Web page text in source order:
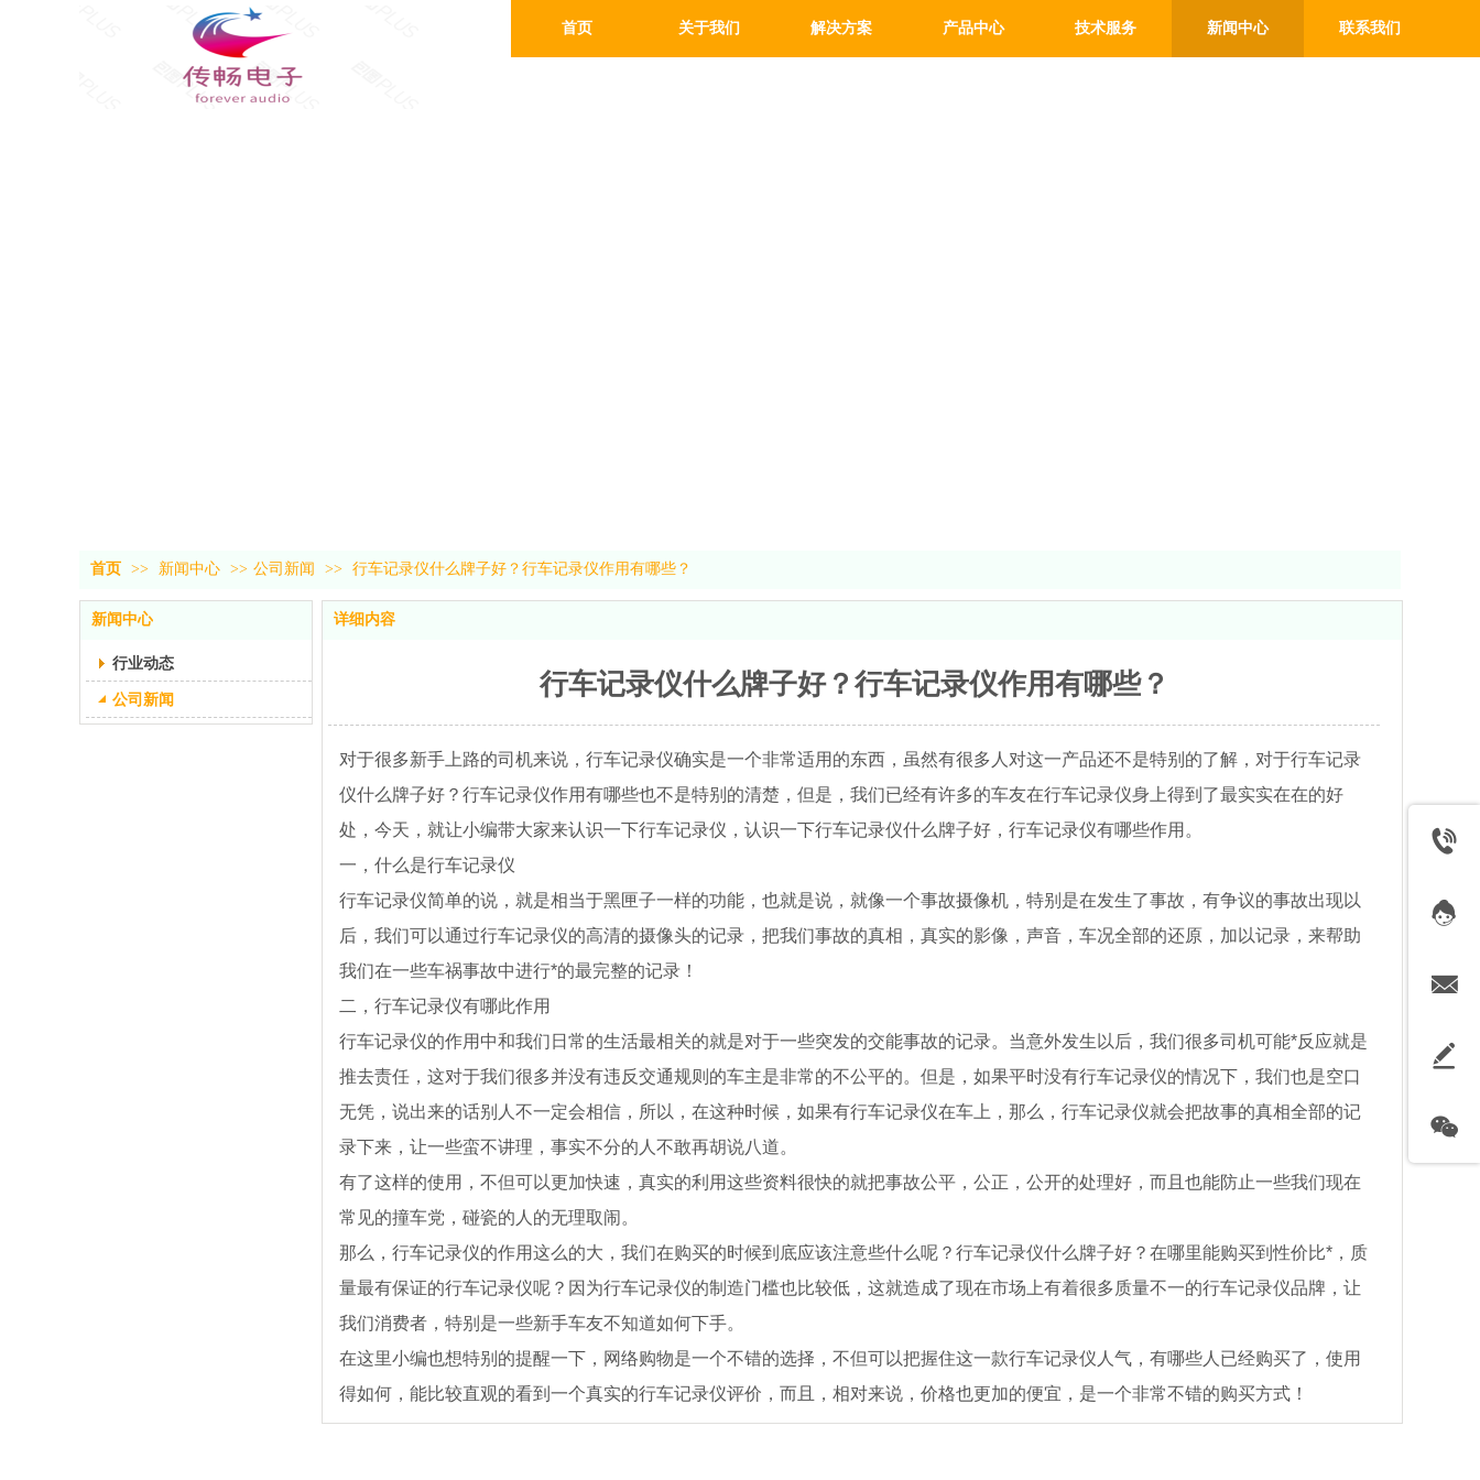
首页 关于我们 解决方案 产品中心 技术服务 新闻中心 联系我们
首页 >> 新闻中心 >> 公司新闻 >> 行车记录仪什么牌子好？行车记录仪作用有哪些？
新闻中心
行业动态
公司新闻
详细内容
行车记录仪什么牌子好？行车记录仪作用有哪些？
对于很多新手上路的司机来说，行车记录仪确实是一个非常适用的东西，虽然有很多人对这一产品还不是特别的了解，对于行车记录
仪什么牌子好？行车记录仪作用有哪些也不是特别的清楚，但是，我们已经有许多的车友在行车记录仪身上得到了最实实在在的好
处，今天，就让小编带大家来认识一下行车记录仪，认识一下行车记录仪什么牌子好，行车记录仪有哪些作用。
一，什么是行车记录仪
行车记录仪简单的说，就是相当于黑匣子一样的功能，也就是说，就像一个事故摄像机，特别是在发生了事故，有争议的事故出现以
后，我们可以通过行车记录仪的高清的摄像头的记录，把我们事故的真相，真实的影像，声音，车况全部的还原，加以记录，来帮助
我们在一些车祸事故中进行*的最完整的记录！
二，行车记录仪有哪此作用
行车记录仪的作用中和我们日常的生活最相关的就是对于一些突发的交能事故的记录。当意外发生以后，我们很多司机可能*反应就是
推去责任，这对于我们很多并没有违反交通规则的车主是非常的不公平的。但是，如果平时没有行车记录仪的情况下，我们也是空口
无凭，说出来的话别人不一定会相信，所以，在这种时候，如果有行车记录仪在车上，那么，行车记录仪就会把故事的真相全部的记
录下来，让一些蛮不讲理，事实不分的人不敢再胡说八道。
有了这样的使用，不但可以更加快速，真实的利用这些资料很快的就把事故公平，公正，公开的处理好，而且也能防止一些我们现在
常见的撞车党，碰瓷的人的无理取闹。
那么，行车记录仪的作用这么的大，我们在购买的时候到底应该注意些什么呢？行车记录仪什么牌子好？在哪里能购买到性价比*，质
量最有保证的行车记录仪呢？因为行车记录仪的制造门槛也比较低，这就造成了现在市场上有着很多质量不一的行车记录仪品牌，让
我们消费者，特别是一些新手车友不知道如何下手。
在这里小编也想特别的提醒一下，网络购物是一个不错的选择，不但可以把握住这一款行车记录仪人气，有哪些人已经购买了，使用
得如何，能比较直观的看到一个真实的行车记录仪评价，而且，相对来说，价格也更加的便宜，是一个非常不错的购买方式！